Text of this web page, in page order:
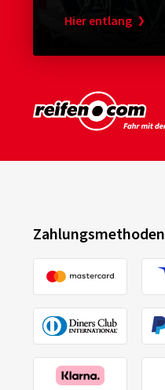
Hier entlang
Zahlungsmethoden